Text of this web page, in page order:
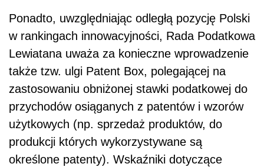
Ponadto, uwzględniając odległą pozycję Polski
w rankingach innowacyjności, Rada Podatkowa
Lewiatana uważa za konieczne wprowadzenie
także tzw. ulgi Patent Box, polegającej na
zastosowaniu obniżonej stawki podatkowej do
przychodów osiąganych z patentów i wzorów
użytkowych (np. sprzedaż produktów, do
produkcji których wykorzystywane są
określone patenty). Wskaźniki dotyczące